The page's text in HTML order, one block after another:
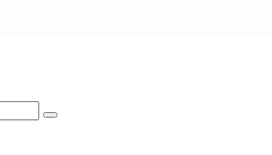
здоровый образ
жизни